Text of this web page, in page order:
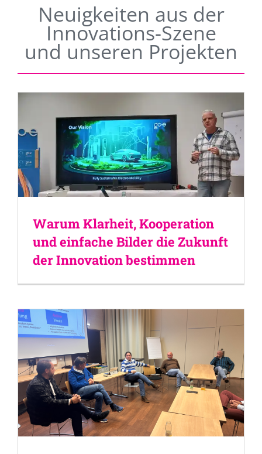
Neuigkeiten aus der
Innovations-Szene
und unseren Projekten
Warum Klarheit, Kooperation
und einfache Bilder die Zukunft
der Innovation bestimmen